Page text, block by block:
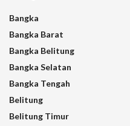
Bangka
Bangka Barat
Bangka Belitung
Bangka Selatan
Bangka Tengah
Belitung
Belitung Timur